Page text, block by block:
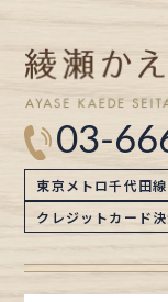
03-
東京メトロ千代田
クレジットカード